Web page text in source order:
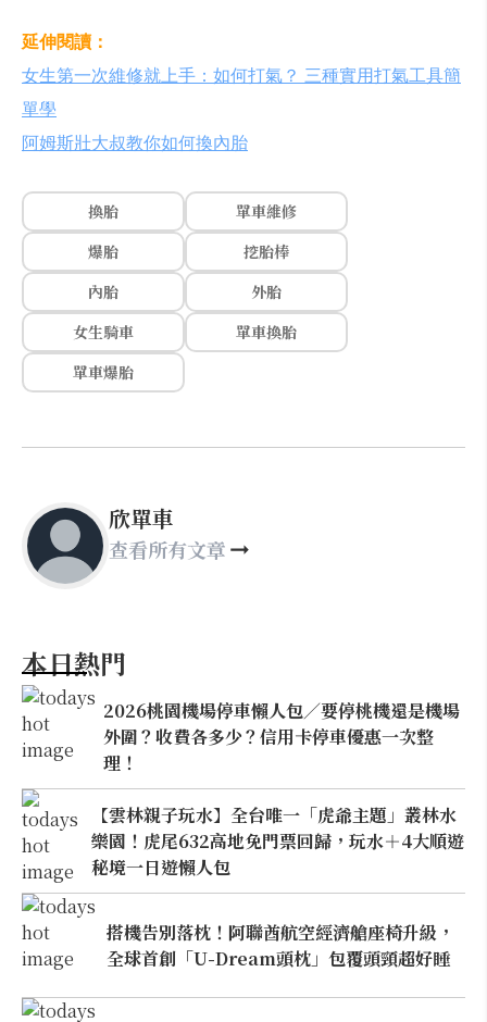
延伸閱讀：
女生第一次維修就上手：如何打氣？ 三種實用打氣工具簡
單學
阿姆斯壯大叔教你如何換內胎
換胎
單車維修
爆胎
挖胎棒
內胎
外胎
女生騎車
單車換胎
單車爆胎
欣單車
查看所有文章
本日熱門
2026桃園機場停車懶人包／要停桃機還是機場
外圍？收費各多少？信用卡停車優惠一次整
理！
【雲林親子玩水】全台唯一「虎爺主題」叢林水
樂園！虎尾632高地免門票回歸，玩水＋4大順遊
秘境一日遊懶人包
搭機告別落枕！阿聯酋航空經濟艙座椅升級，
全球首創「U-Dream頭枕」包覆頭頸超好睡